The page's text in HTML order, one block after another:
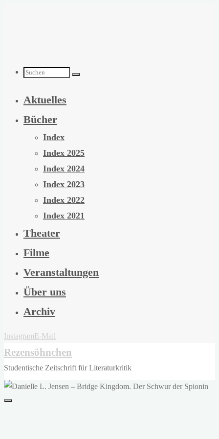
Suchen
nach:
Aktuelles
Bücher
Index
Index 2025
Index 2024
Index 2023
Index 2022
Index 2021
Theater
Filme
Veranstaltungen
Über uns
Archiv
InstagramE-Mail
Rezensöhnchen
Studentische Zeitschrift für Literaturkritik